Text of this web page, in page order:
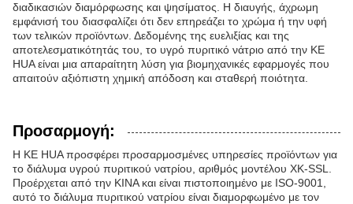
διαδικασιών διαμόρφωσης και ψησίματος. Η διαυγής, άχρωμη
εμφάνισή του διασφαλίζει ότι δεν επηρεάζει το χρώμα ή την υφή
των τελικών προϊόντων. Δεδομένης της ευελιξίας και της
αποτελεσματικότητάς του, το υγρό πυριτικό νάτριο από την KE
HUA είναι μια απαραίτητη λύση για βιομηχανικές εφαρμογές που
απαιτούν αξιόπιστη χημική απόδοση και σταθερή ποιότητα.
Προσαρμογή:
Η KE HUA προσφέρει προσαρμοσμένες υπηρεσίες προϊόντων για
το διάλυμα υγρού πυριτικού νατρίου, αριθμός μοντέλου XK-SSL.
Προέρχεται από την ΚΙΝΑ και είναι πιστοποιημένο με ISO-9001,
αυτό το διάλυμα πυριτικού νατρίου είναι διαμορφωμένο με τον